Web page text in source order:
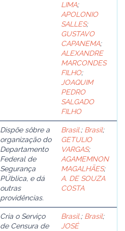
LIMA;
APOLONIO
SALLES;
GUSTAVO
CAPANEMA;
ALEXANDRE
MARCONDES
FILHO;
JOAQUIM
PEDRO
SALGADO
FILHO
Dispõe sôbre a
organização do
Departamento
Federal de
Segurança
PÚblica, e dá
outras
providências.
Brasil.; Brasil;
GETULIO
VARGAS;
AGAMEMNON
MAGALHÃES;
A. DE SOUZA
COSTA
Cria o Serviço
de Censura de
Brasil.; Brasil;
JOSÉ